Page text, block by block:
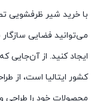
می‌توانید فضایی
ایجاد کنید. از آن‌جایی
کشور ایتالیا است، از
محصولات خود را طراحی